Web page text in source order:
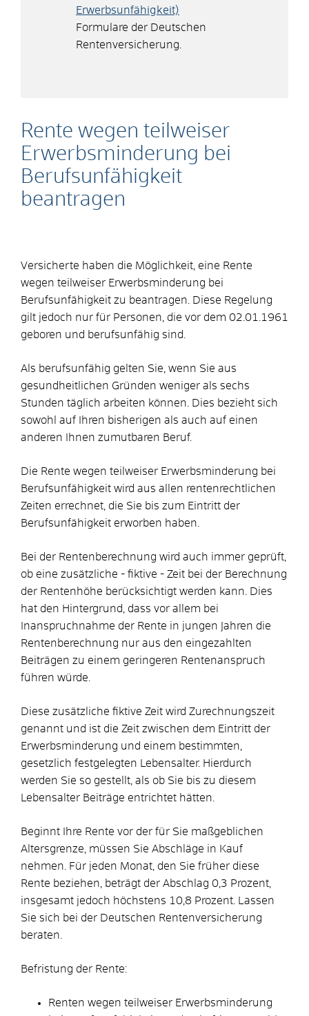
Rente wegen teilweiser
Erwerbsminderung bei
Berufsunfähigkeit
beantragen
Versicherte haben die Möglichkeit, eine Rente
wegen teilweiser Erwerbsminderung bei
Berufsunfähigkeit zu beantragen. Diese Regelung
gilt jedoch nur für Personen, die vor dem 02.01.1961
geboren und berufsunfähig sind.
Als berufsunfähig gelten Sie, wenn Sie aus
gesundheitlichen Gründen weniger als sechs
Stunden täglich arbeiten können. Dies bezieht sich
sowohl auf Ihren bisherigen als auch auf einen
anderen Ihnen zumutbaren Beruf.
Die Rente wegen teilweiser Erwerbsminderung bei
Berufsunfähigkeit wird aus allen rentenrechtlichen
Zeiten errechnet, die Sie bis zum Eintritt der
Berufsunfähigkeit erworben haben.
Bei der Rentenberechnung wird auch immer geprüft,
ob eine zusätzliche - fiktive - Zeit bei der Berechnung
der Rentenhöhe berücksichtigt werden kann. Dies
hat den Hintergrund, dass vor allem bei
Inanspruchnahme der Rente in jungen Jahren die
Rentenberechnung nur aus den eingezahlten
Beiträgen zu einem geringeren Rentenanspruch
führen würde.
Diese zusätzliche fiktive Zeit wird Zurechnungszeit
genannt und ist die Zeit zwischen dem Eintritt der
Erwerbsminderung und einem bestimmten,
gesetzlich festgelegten Lebensalter. Hierdurch
werden Sie so gestellt, als ob Sie bis zu diesem
Lebensalter Beiträge entrichtet hätten.
Beginnt Ihre Rente vor der für Sie maßgeblichen
Altersgrenze, müssen Sie Abschläge in Kauf
nehmen.
Für jeden Monat, den Sie früher diese
Rente beziehen, beträgt der Abschlag 0,3 Prozent,
insgesamt jedoch höchstens 10,8 Prozent. Lassen
Sie sich bei der Deutschen Rentenversicherung
beraten.
Befristung der Rente:
Renten wegen teilweiser Erwerbsminderung
Erwerbsunfähigkeit)
Formulare der Deutschen
Rentenversicherung.